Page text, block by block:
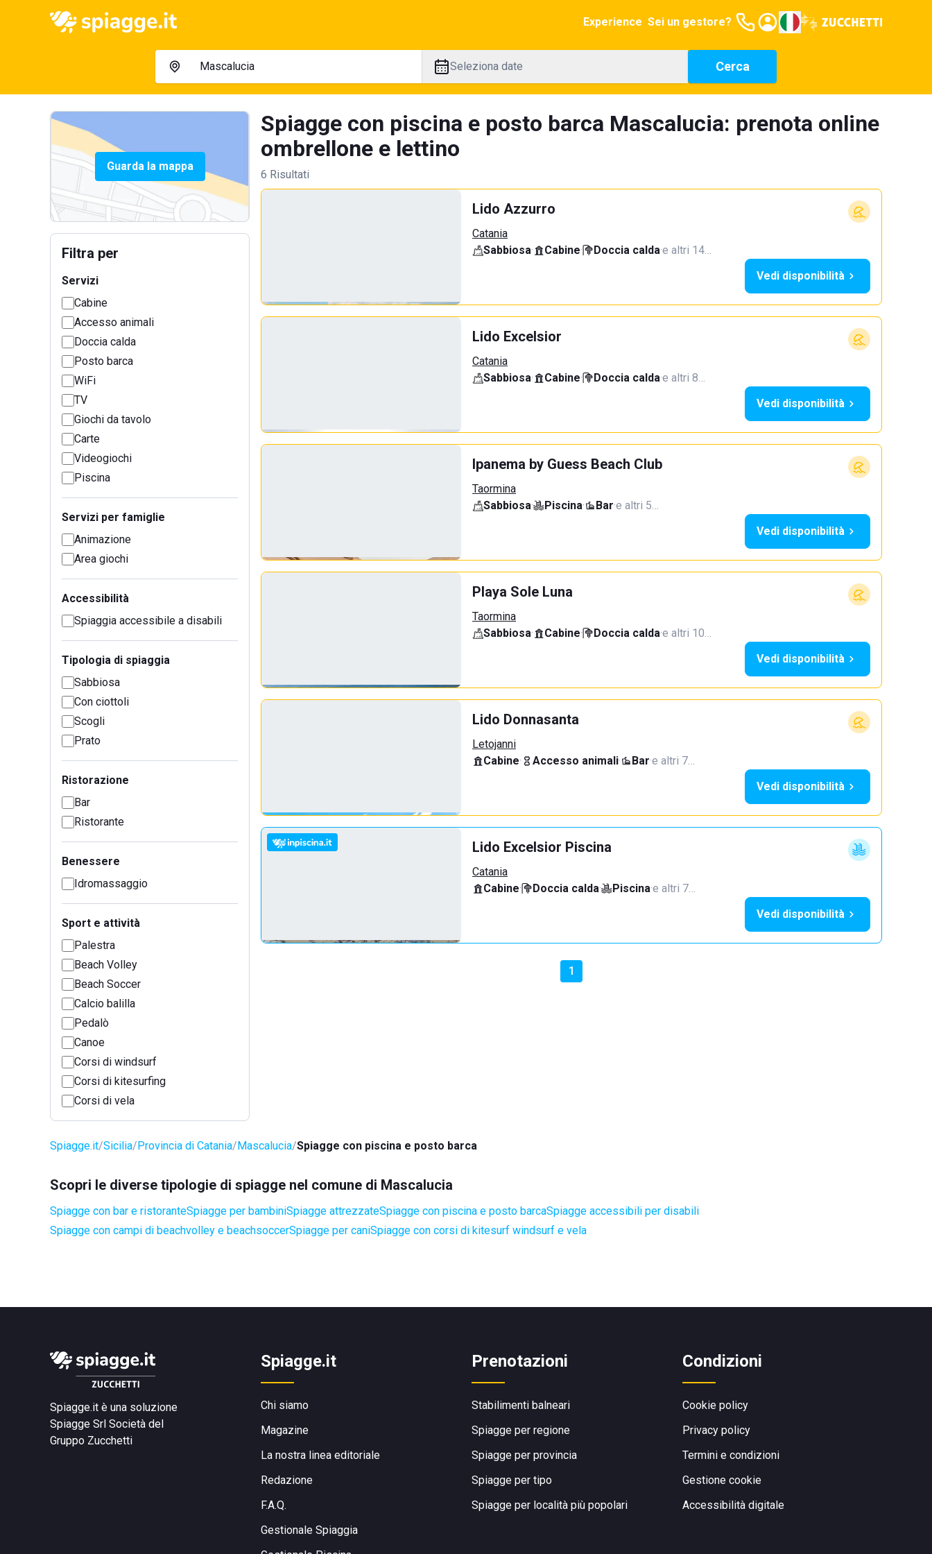
Experience Sei un gestore?
Seleziona date Cerca
Guarda la mappa
Filtra per
Servizi
Cabine
Accesso animali
Doccia calda
Posto barca
WiFi
TV
Giochi da tavolo
Carte
Videogiochi
Piscina
Servizi per famiglie
Animazione
Area giochi
Accessibilità
Spiaggia accessibile a disabili
Tipologia di spiaggia
Sabbiosa
Con ciottoli
Scogli
Prato
Ristorazione
Bar
Ristorante
Benessere
Idromassaggio
Sport e attività
Palestra
Beach Volley
Beach Soccer
Calcio balilla
Pedalò
Canoe
Corsi di windsurf
Corsi di kitesurfing
Corsi di vela
Spiagge con piscina e posto barca Mascalucia: prenota online
ombrellone e lettino
6 Risultati
Lido Azzurro
Catania
Sabbiosa· Cabine· Doccia calda·e altri 14…
Vedi disponibilità
Lido Excelsior
Catania
Sabbiosa· Cabine· Doccia calda·e altri 8…
Vedi disponibilità
Ipanema by Guess Beach Club
Taormina
Sabbiosa· Piscina· Bar·e altri 5…
Vedi disponibilità
Playa Sole Luna
Taormina
Sabbiosa· Cabine· Doccia calda·e altri 10…
Vedi disponibilità
Lido Donnasanta
Letojanni
Cabine· Accesso animali· Bar·e altri 7…
Vedi disponibilità
Lido Excelsior Piscina
Catania
Cabine· Doccia calda· Piscina·e altri 7…
Vedi disponibilità
1
Spiagge.it Sicilia Provincia di Catania Mascalucia Spiagge con piscina e posto barca
Scopri le diverse tipologie di spiagge nel comune di Mascalucia
Spiagge con bar e ristoranteSpiagge per bambiniSpiagge attrezzateSpiagge con piscina e posto barcaSpiagge accessibili per disabili
Spiagge con campi di beachvolley e beachsoccerSpiagge per caniSpiagge con corsi di kitesurf windsurf e vela
Spiagge.it è una soluzione
Spiagge Srl Società del
Gruppo Zucchetti
Spiagge.it
Chi siamo
Magazine
La nostra linea editoriale
Redazione
F.A.Q.
Gestionale Spiaggia
Prenotazioni
Stabilimenti balneari
Spiagge per regione
Spiagge per provincia
Spiagge per tipo
Spiagge per località più popolari
Condizioni
Cookie policy
Privacy policy
Termini e condizioni
Gestione cookie
Accessibilità digitale